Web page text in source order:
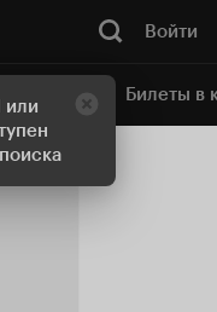
или
Войти
Билеты в